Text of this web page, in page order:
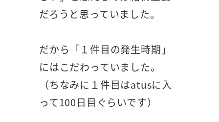
だろうと思っていました。
だから「１件目の発生時期」
にはこだわっていました。
（ちなみに１件目はatusに入
って100日目ぐらいです）